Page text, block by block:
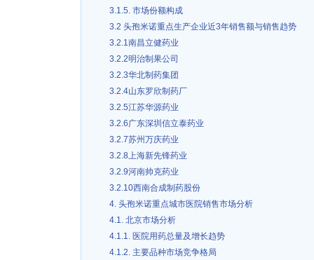
3.1.5. 市场份额构成
3.2 头孢米诺重点生产企业近3年销售额与销售趋势
3.2.1南昌立健药业
3.2.2明治制果公司
3.2.3华北制药集团
3.2.4山东罗欣制药厂
3.2.5江苏华源药业
3.2.6广东深圳信立泰药业
3.2.7苏州万庆药业
3.2.8上海新先锋药业
3.2.9河南帅克药业
3.2.10西南合成制药股份
4. 头孢米诺重点城市医院销售市场分析
4.1. 北京市场分析
4.1.1. 医院用药总量及增长趋势
4.1.2. 主要品种市场竞争格局